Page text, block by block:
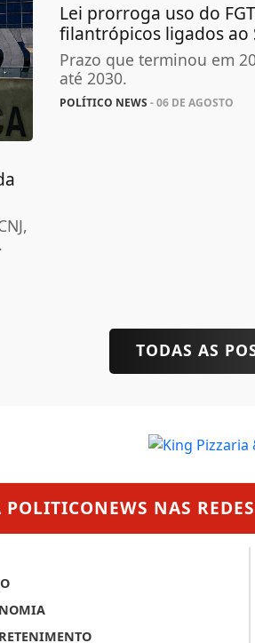
Lei prorroga uso do
filantrópicos ligados ao
Prazo que terminou em
até 2030.
POLÍTICO NEWS - 06 DE AGOSTO
TODAS AS
POLITICONEWS NAS
experiência de navegação.
CLICANDO AQUI